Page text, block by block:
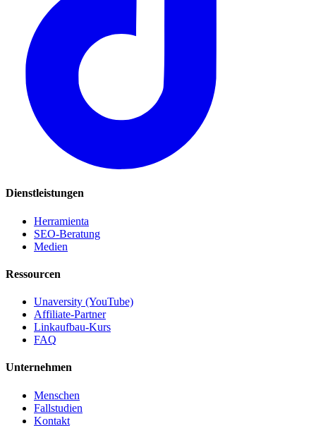
Dienstleistungen
Herramienta
SEO-Beratung
Medien
Ressourcen
Unaversity (YouTube)
Affiliate-Partner
Linkaufbau-Kurs
FAQ
Unternehmen
Menschen
Fallstudien
Kontakt